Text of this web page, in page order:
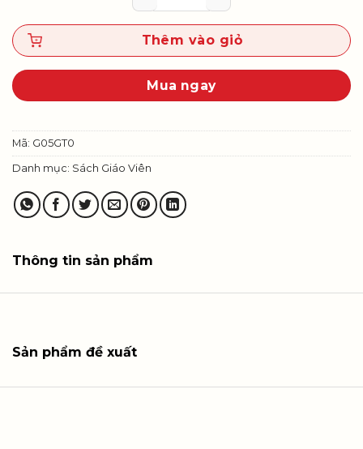
Thêm vào giỏ
Mua ngay
Mã: G05GT0
Danh mục: Sách Giáo Viên
Thông tin sản phẩm
Sản phẩm đề xuất